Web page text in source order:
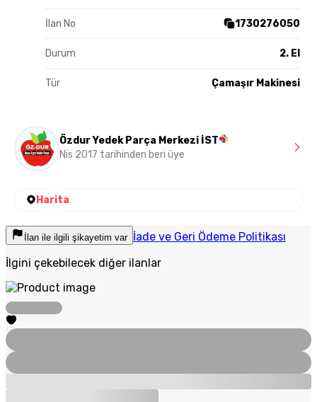
İlan No 1730276050
Durum 2. El
Tür Çamaşır Makinesi
Özdur Yedek Parça Merkezi İST
Nis 2017 tarihinden beri üye
Harita
İlan ile ilgili şikayetim var İade ve Geri Ödeme Politikası
İlgini çekebilecek diğer ilanlar